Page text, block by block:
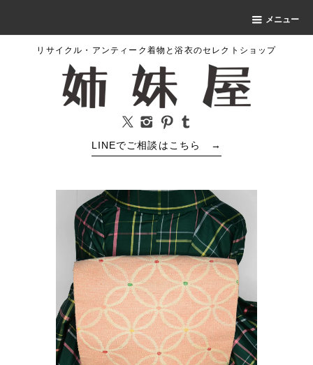
メニュー
リサイクル・アンティーク着物と浴衣のセレクトショップ
LINEでご相談はこちら →